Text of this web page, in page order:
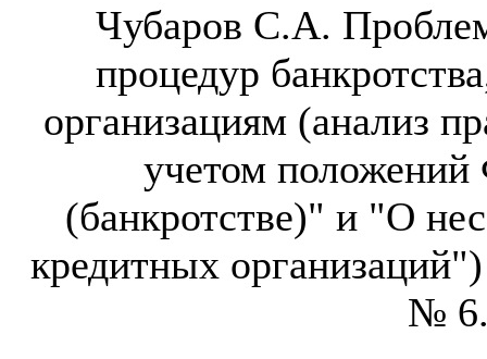
Чубаров С.А.
процедур
организациям (анализ
учетом положений
(банкротстве)" и "О
кредитных
№